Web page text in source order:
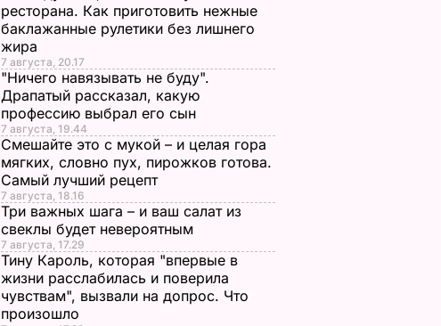
ресторана. Как приготовить нежные
баклажанные рулетики без лишнего
жира
7 августа, 20.17
"Ничего навязывать не буду".
Драпатый рассказал, какую
профессию выбрал его сын
7 августа, 19.44
Смешайте это с мукой – и целая гора
мягких, словно пух, пирожков готова.
Самый лучший рецепт
7 августа, 18.16
Три важных шага – и ваш салат из
свеклы будет невероятным
7 августа, 17.29
Тину Кароль, которая "впервые в
жизни расслабилась и поверила
чувствам", вызвали на допрос. Что
произошло